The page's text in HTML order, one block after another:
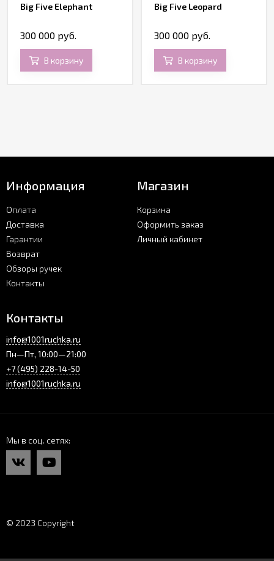
Big Five Elephant
300 000 руб.
В корзину
Big Five Leopard
300 000 руб.
В корзину
Информация
Оплата
Доставка
Гарантии
Возврат
Обзоры ручек
Контакты
Магазин
Корзина
Оформить заказ
Личный кабинет
Контакты
info@1001ruchka.ru
Пн—Пт, 10:00—21:00
+7 (495) 228-14-50
info@1001ruchka.ru
Мы в соц. сетях
© 2023 Copyright